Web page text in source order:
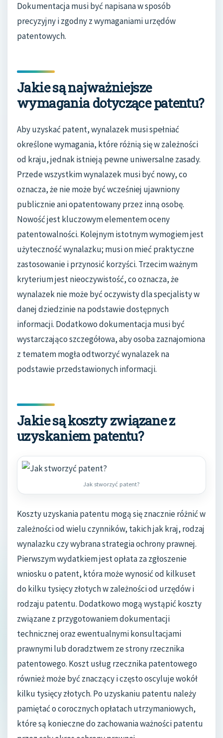
Dokumentacja musi być napisana w sposób
precyzyjny i zgodny z wymaganiami urzędów
patentowych.
Jakie są najważniejsze
wymagania dotyczące patentu?
Aby uzyskać patent, wynalazek musi spełniać
określone wymagania, które różnią się w zależności
od kraju, jednak istnieją pewne uniwersalne zasady.
Przede wszystkim wynalazek musi być nowy, co
oznacza, że nie może być wcześniej ujawniony
publicznie ani opatentowany przez inną osobę.
Nowość jest kluczowym elementem oceny
patentowalności. Kolejnym istotnym wymogiem jest
użyteczność wynalazku; musi on mieć praktyczne
zastosowanie i przynosić korzyści. Trzecim ważnym
kryterium jest nieoczywistość, co oznacza, że
wynalazek nie może być oczywisty dla specjalisty w
danej dziedzinie na podstawie dostępnych
informacji. Dodatkowo dokumentacja musi być
wystarczająco szczegółowa, aby osoba zaznajomiona
z tematem mogła odtworzyć wynalazek na
podstawie przedstawionych informacji.
Jakie są koszty związane z
uzyskaniem patentu?
Jak stworzyć patent?
Koszty uzyskania patentu mogą się znacznie różnić w
zależności od wielu czynników, takich jak kraj, rodzaj
wynalazku czy wybrana strategia ochrony prawnej.
Pierwszym wydatkiem jest opłata za zgłoszenie
wniosku o patent, która może wynosić od kilkuset
do kilku tysięcy złotych w zależności od urzędów i
rodzaju patentu. Dodatkowo mogą wystąpić koszty
związane z przygotowaniem dokumentacji
technicznej oraz ewentualnymi konsultacjami
prawnymi lub doradztwem ze strony rzecznika
patentowego. Koszt usług rzecznika patentowego
również może być znaczący i często oscyluje wokół
kilku tysięcy złotych. Po uzyskaniu patentu należy
pamiętać o corocznych opłatach utrzymaniowych,
które są konieczne do zachowania ważności patentu